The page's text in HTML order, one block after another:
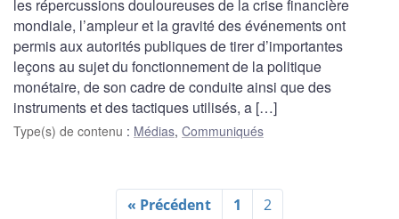
les répercussions douloureuses de la crise financière
mondiale, l’ampleur et la gravité des événements ont
permis aux autorités publiques de tirer d’importantes
leçons au sujet du fonctionnement de la politique
monétaire, de son cadre de conduite ainsi que des
instruments et des tactiques utilisés, a […]
Type(s) de contenu : Médias, Communiqués
« Précédent 1 2